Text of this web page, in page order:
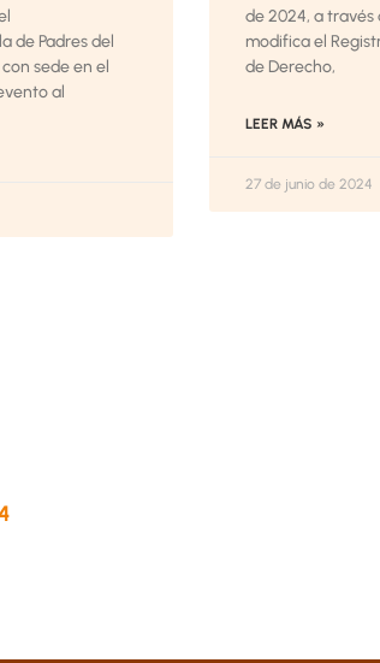
de Padres del
sede en el
al
de 2024, a través
modifica el
de Derecho,
LEER MÁS »
27 de junio de 2024